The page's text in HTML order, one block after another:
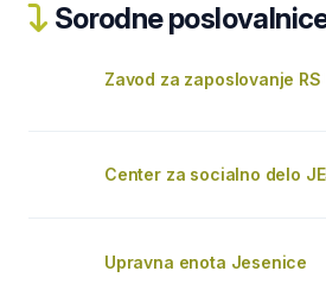
Sorodne
Zavod za zaposlovanje
Center za socialno delo
Upravna enota Jesenice